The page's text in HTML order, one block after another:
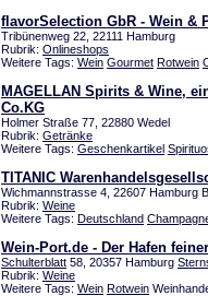
flavorSelection GbR - Wein &
Tribünenweg 22, 22111 Hamburg
Rubrik: Onlineshops
Weitere Tags: Wein Gourmet Rotwein
MAGELLAN Spirits & Wine,
Co.KG
Holmer Straße 77, 22880 Wedel
Rubrik: Getränke
Weitere Tags: Geschenkartikel
TITANIC
Wichmannstrasse 4, 22607 Hamburg
Rubrik: Weine
Weitere Tags: Deutschland
Wein-Port.de - Der Hafen
Schulterblatt 58, 20357 Hamburg
Rubrik: Weine
Weitere Tags: Wein Rotwein